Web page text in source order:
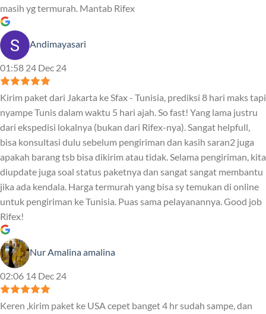
masih yg termurah. Mantab Rifex
Andimayasari
01:58 24 Dec 24
Kirim paket dari Jakarta ke Sfax - Tunisia, prediksi 8 hari maks tapi
nyampe Tunis dalam waktu 5 hari ajah. So fast! Yang lama justru
dari ekspedisi lokalnya (bukan dari Rifex-nya). Sangat helpfull,
bisa konsultasi dulu sebelum pengiriman dan kasih saran2 juga
apakah barang tsb bisa dikirim atau tidak. Selama pengiriman, kita
diupdate juga soal status paketnya dan sangat sangat membantu
jika ada kendala. Harga termurah yang bisa sy temukan di online
untuk pengiriman ke Tunisia. Puas sama pelayanannya. Good job
Rifex!
Nur Amalina amalina
02:06 14 Dec 24
Keren ,kirim paket ke USA cepet banget 4 hr sudah sampe, dan